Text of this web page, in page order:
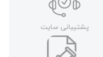
پشتیبانی سایت